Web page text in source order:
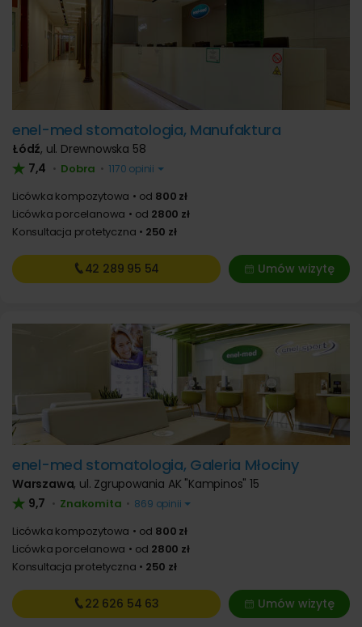
enel-med stomatologia, Manufaktura
Łódź, ul. Drewnowska 58
7,4 • Dobra • 1170 opinii
Licówka kompozytowa od 800 zł
Licówka porcelanowa
od 2800 zł
Konsultacja protetyczna
250 zł
Umów wizytę
42 289 95 54
enel-med stomatologia, Galeria Młociny
Warszawa, ul. Zgrupowania AK "Kampinos" 15
9,7 • Znakomita • 869 opinii
Licówka kompozytowa od 800 zł
Licówka porcelanowa
od 2800 zł
Konsultacja protetyczna
250 zł
Umów wizytę
22 626 54 63